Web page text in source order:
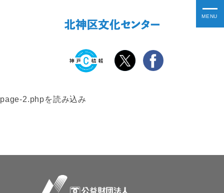
page-2.phpを読み込み